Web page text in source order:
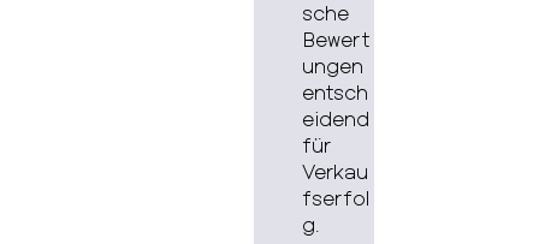
sche
Bewert
ungen
entsch
eidend
für
Verkau
fserfol
g.